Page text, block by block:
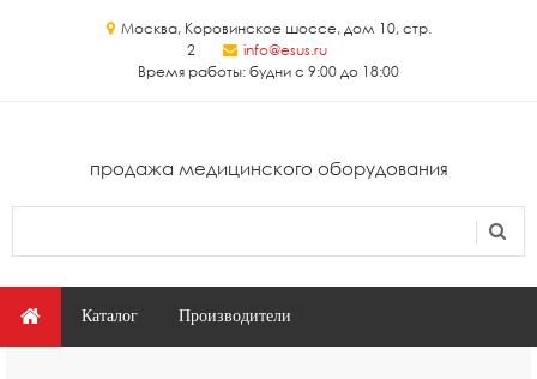
Москва, Коровинское шоссе, дом 10, стр.
2
info@esus.ru
Время работы: будни с 9:00 до 18:00
продажа медицинского оборудования
Главное меню
Каталог Производители